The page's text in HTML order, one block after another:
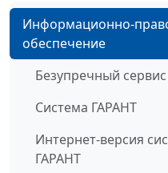
Информационно-
обеспечение
Безупречный сервис
Система ГАРАНТ
Интернет-версия
ГАРАНТ